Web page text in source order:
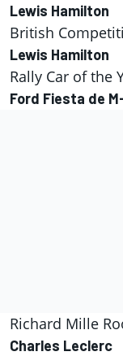
Lewis Hamilton
British
Lewis Hamilton
Rally Car of the
Ford Fiesta de
Richard Mille
Charles Leclerc